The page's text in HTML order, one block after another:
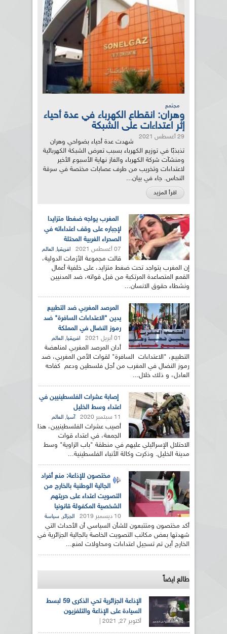
مجتمع
وهران: انقطاع الكهرباء في عدة أحياء
إثر اعتداءات على الشبكة
29 أغسطس 2021
شهدت عدة أحياء بضواحي وهران
تذبذبًا في توزيع الكهرباء بسبب تعرض الشبكة الكهربائية
ومنشآت شركة الكهرباء والغاز نهاية الأسبوع الأخير
لاعتداءات وتخريب من طرف عصابات مختصة في سرقة
النحاس. جاء في بيان...
اقرأ المزيد
المغرب يواجه ضغطا متزايدا
لإجباره على وقف اعتداءاته في
الصحراء الغربية المحتلة
07 أغسطس 2021 افريقيا, العالم
قالت مجموعة الأزمات الدولية،
إن المغرب يتواجد تحت ضغط متزايد، على خلفية أعمال
القمع المتصاعدة المرتكبة من قبل قواته، ضد المدنيين
ونشطاء حقوق الانسان...
المرصد المغربي ضد التطبيع
يدين "الاعتداءات السافرة" ضد
رموز النضال في المملكة
01 أبريل 2021 افريقيا, العالم
أدان المرصد المغربي لمناهضة
التطبيع، "الاعتداءات السافرة" لقوات الأمن المغربي، ضد
رموز النضال في المغرب من أجل فلسطين ودعم كفاحه
العادل، و ذلك خلال...
إصابة عشرات الفلسطينيين في
اعتداء وسط الخليل
11 سبتمبر 2020 آسيا, العالم
أصيب عشرات الفلسطينيين، هذا
الجمعة، في اعتداء قوات
الاحتلال الإسرائيلي عليهم في منطقة "باب الزاوية" وسط
مدينة الخليل. وذكرت وكالة الأنباء الفلسطينية...
مختصون للإذاعة: منع أفراد
الجالية الوطنية بالخارج من
التصويت اعتداء على حريتهم
الشخصية المكفولة قانونيا
10 ديسمبر 2019 الجزائر, سياسة
أكد مختصون ومتتبعون للشأن السياسي أن الأحداث التي
شهدتها بعض مكاتب التصويت الخاصة بالجالية الجزائرية في
الخارج أين تم تسجيل اعتداءات ومحاولات لمنع...
طالع ايضاً
الإذاعة الجزائرية تحي الذكرى 59 لبسط
السيادة على الإذاعة والتلفزيون
أكتوبر 27, 2021 |